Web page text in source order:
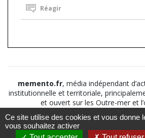
Réagir
memento.fr, média indépendant
institutionnelle et territoriale,
et ouvert sur les Outre-mer et
©2026
Suivez nous sur
Ce site utilise des cookies et vous donne
vous souhaitez activer